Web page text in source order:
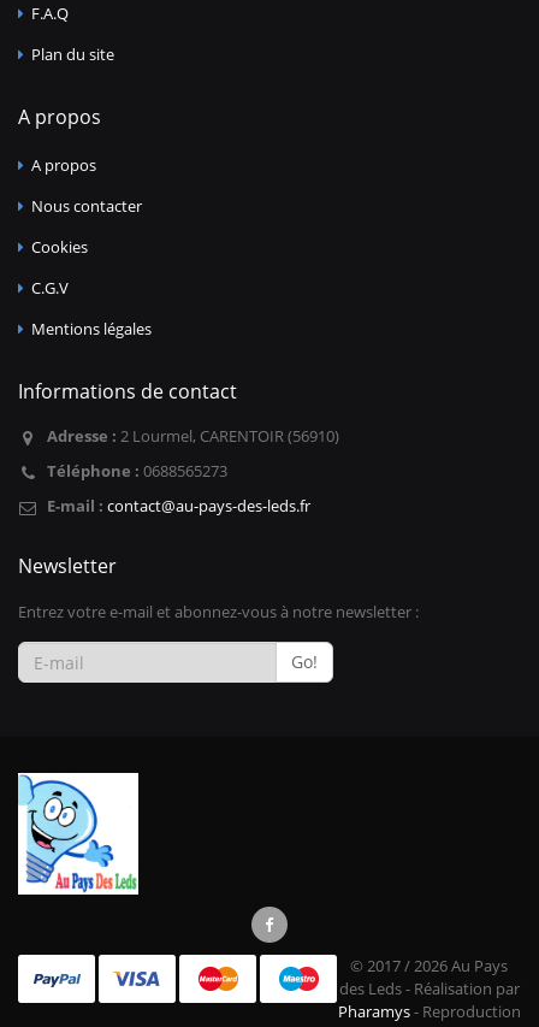
F.A.Q
Plan du site
A propos
A propos
Nous contacter
Cookies
C.G.V
Mentions légales
Informations de contact
Adresse : 2 Lourmel, CARENTOIR (56910)
Téléphone : 0688565273
E-mail : contact@au-pays-des-leds.fr
Newsletter
Entrez votre e-mail et abonnez-vous à notre newsletter :
Go!
© 2017 / 2026 Au Pays
des Leds - Réalisation par
Pharamys- Reproduction